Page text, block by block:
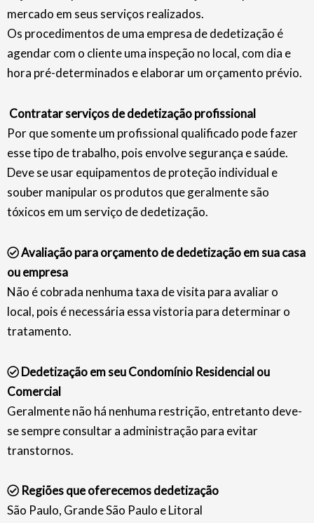
mercado em seus serviços realizados.
Os procedimentos de uma empresa de dedetização é
agendar com o cliente uma inspeção no local, com dia e
hora pré-determinados e elaborar um orçamento prévio.
Contratar serviços de dedetização profissional
Por que somente um profissional qualificado pode fazer
esse tipo de trabalho, pois envolve segurança e saúde.
Deve se usar equipamentos de proteção individual e
souber manipular os produtos que geralmente são
tóxicos em um serviço de dedetização.
Avaliação para orçamento de dedetização em sua casa
ou empresa
Não é cobrada nenhuma taxa de visita para avaliar o
local, pois é necessária essa vistoria para determinar o
tratamento.
Dedetização em seu Condomínio Residencial ou
Comercial
Geralmente não há nenhuma restrição, entretanto deve-
se sempre consultar a administração para evitar
transtornos.
Regiões que oferecemos dedetização
São Paulo, Grande São Paulo e Litoral